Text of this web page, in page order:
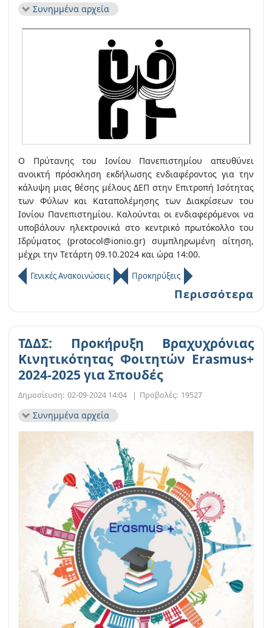
Συνημμένα αρχεία
Ο Πρύτανης του Ιονίου Πανεπιστημίου απευθύνει
ανοικτή πρόσκληση εκδήλωσης ενδιαφέροντος για την
κάλυψη μιας θέσης μέλους ΔΕΠ στην Επιτροπή Ισότητας
των Φύλων και Καταπολέμησης των Διακρίσεων του
Ιονίου Πανεπιστημίου. Καλούνται οι ενδιαφερόμενοι να
υποβάλουν ηλεκτρονικά στο κεντρικό πρωτόκολλο του
Ιδρύματος (protocol@ionio.gr) συμπληρωμένη αίτηση,
μέχρι την Τετάρτη 09.10.2024 και ώρα 14:00.
Γενικές Ανακοινώσεις Προκηρύξεις
Περισσότερα
ΤΔΔΣ: Προκήρυξη Βραχυχρόνιας
Kινητικότητας Φοιτητών Erasmus+
2024-2025 για Σπουδές
Δημοσίευση: 02-09-2024 14:04 | Προβολές: 19527
Συνημμένα αρχεία